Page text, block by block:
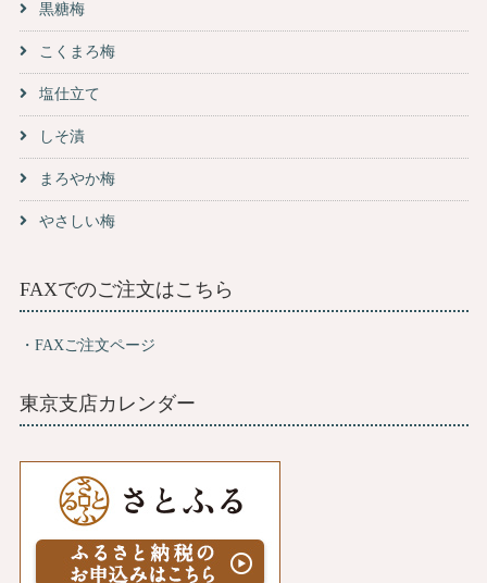
黒糖梅
こくまろ梅
塩仕立て
しそ漬
まろやか梅
やさしい梅
FAXでのご注文はこちら
・FAXご注文ページ
東京支店カレンダー